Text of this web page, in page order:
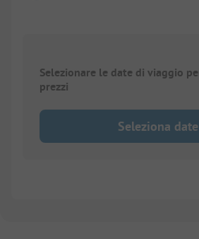
Selezionare le date di viaggio
prezzi
Seleziona date